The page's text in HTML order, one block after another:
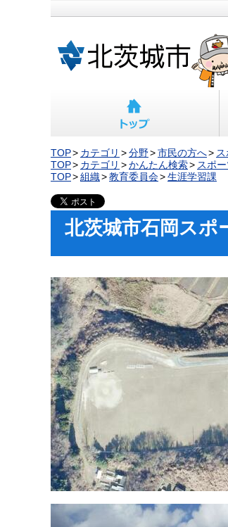
TOP カテゴリ 分野 市民の方へ
ス
TOP
カテゴリ かんたん検索
スポ
TOP
組織 教育委員会 生涯学習課
北茨城市石岡スポ